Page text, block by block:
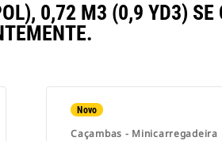
0,72 M3 (0,9 YD3) SE
Novo
Caçambas - Minicarregadeira